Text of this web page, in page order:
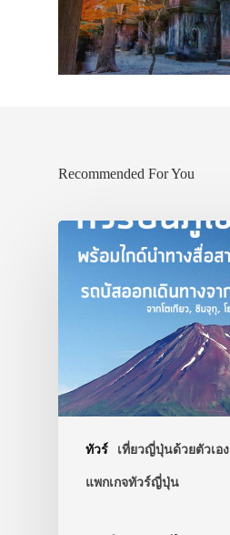
Recommended For You
ทัวร์ เที่ยวญี่ปุ่นด้วยตัวเอง
แพกเกจทัวร์ญี่ปุ่น